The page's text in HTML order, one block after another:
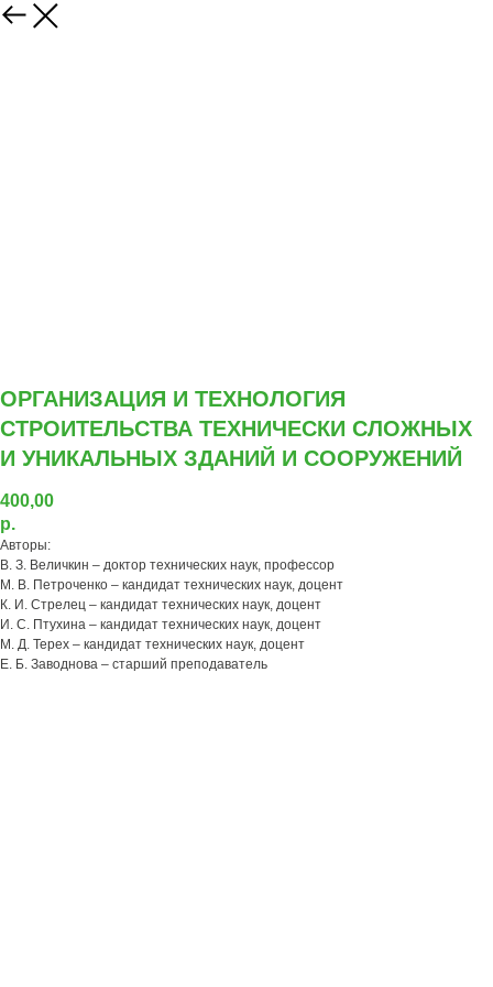
ОРГАНИЗАЦИЯ И ТЕХНОЛОГИЯ
СТРОИТЕЛЬСТВА ТЕХНИЧЕСКИ СЛОЖНЫХ
И УНИКАЛЬНЫХ ЗДАНИЙ И СООРУЖЕНИЙ
400,00
р.
Авторы:
В. З. Величкин – доктор технических наук, профессор
М. В. Петроченко – кандидат технических наук, доцент
К. И. Стрелец – кандидат технических наук, доцент
И. С. Птухина – кандидат технических наук, доцент
М. Д. Терех – кандидат технических наук, доцент
Е. Б. Заводнова – старший преподаватель